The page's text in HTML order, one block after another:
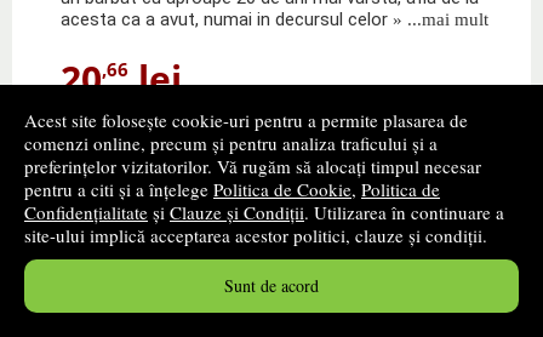
Acest site folosește cookie-uri pentru a permite plasarea de
comenzi online, precum și pentru analiza traficului și a
preferințelor vizitatorilor. Vă rugăm să alocați timpul necesar
pentru a citi și a înțelege Politica de Cookie, Politica de
Confidențialitate și Clauze și Condiții. Utilizarea în continuare a
site-ului implică acceptarea acestor politici, clauze și condiții.
Sunt de acord
acesta ca a avut, numai in decursul celor » ...mai mult
20,66lei
Disponibilitate: stoc indisponibil
alertă stoc